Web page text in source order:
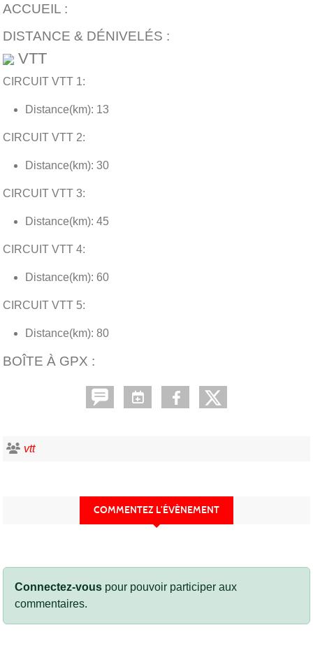
ACCUEIL :
DISTANCE & DÉNIVELÉS :
VTT
CIRCUIT VTT 1:
Distance(km): 13
CIRCUIT VTT 2:
Distance(km): 30
CIRCUIT VTT 3:
Distance(km): 45
CIRCUIT VTT 4:
Distance(km): 60
CIRCUIT VTT 5:
Distance(km): 80
BOÎTE À GPX :
vtt
COMMENTEZ L’ÉVÈNEMENT
Connectez-vous pour pouvoir participer aux
commentaires.